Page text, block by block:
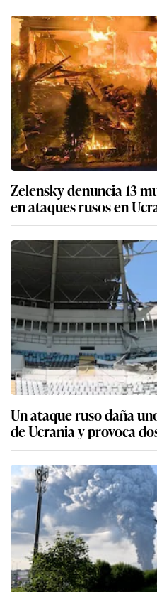
Zelensky denuncia 13
en ataques rusos en
Un ataque ruso daña
de Ucrania y provoca